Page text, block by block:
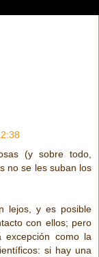
(y sobre todo,
no se les suban los
lejos, y es posible
con ellos; pero
excepción como la
si hay una